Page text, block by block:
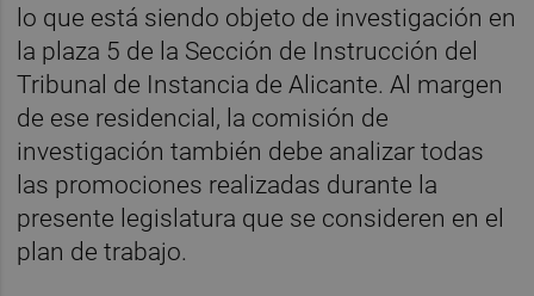
lo que está siendo objeto de investigación en
la plaza 5 de la Sección de Instrucción del
Tribunal de Instancia de Alicante. Al margen
de ese residencial, la comisión de
investigación también debe analizar todas
las promociones realizadas durante la
presente legislatura que se consideren en el
plan de trabajo.